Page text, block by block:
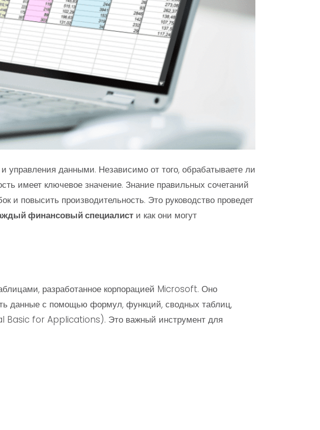
управления данными. Независимо от того, обрабатываете ли
имеет ключевое значение. Знание правильных сочетаний
и повысить производительность. Это руководство проведет
финансовый специалист и как они могут
разработанное корпорацией Microsoft. Оно
данные с помощью формул, функций, сводных таблиц,
Basic for Applications). Это важный инструмент для